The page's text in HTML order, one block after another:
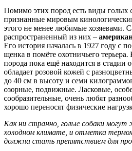
Помимо этих пород есть виды голых
признанные мировым
этого не менее любимые хозяевами.
распространенный из них –
Его история началась в 1927 году с
щенка в помёте охотничьего
порода пока ещё находится в стадии
обладает розовой кожей с
до 40 см в высоту и семи
озорные, подвижные. Ласковые,
сообразительные, очень любят
хорошо переносят физические
Как ни странно, голые собаки
холодном климате, и отметка
должна стать препятствием для